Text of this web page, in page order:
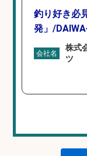
釣り好き必
発」/
会社名
株式
ツ